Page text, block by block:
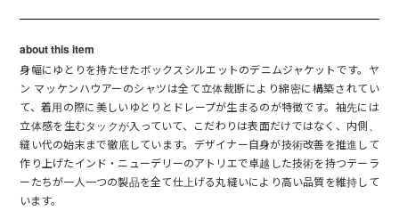
about this item
身幅にゆとりを持たせたボックスシルエットのデニムジャケットです。ヤ
ン マッケンハウアーのシャツは全て立体裁断により綿密に構築されてい
て、着用の際に美しいゆとりとドレープが生まるのが特徴です。袖先には
立体感を生むタックが入っていて、こだわりは表面だけではなく、内側、
縫い代の始末まで徹底しています。デザイナー自身が技術改善を推進して
作り上げたインド・ニューデリーのアトリエで卓越した技術を持つテーラ
ーたちが一人一つの製品を全て仕上げる丸縫いにより高い品質を維持して
います。